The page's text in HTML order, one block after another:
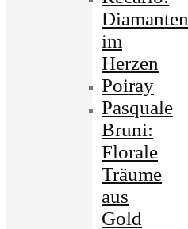
Diamanten
im
Herzen
Poiray
Pasquale
Bruni:
Florale
Träume
aus
Gold